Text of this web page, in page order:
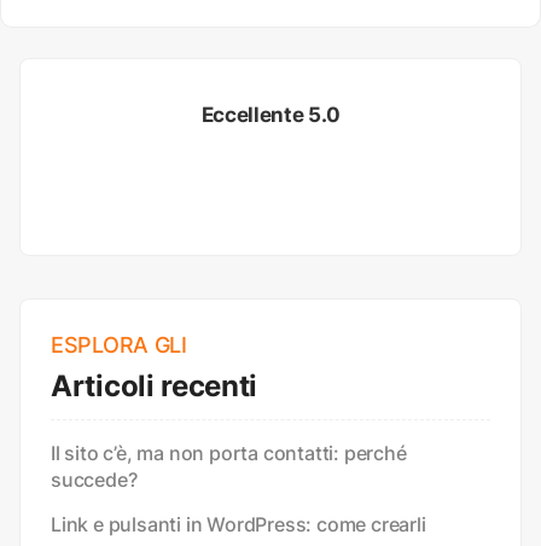
Eccellente 5.0
ESPLORA GLI
Articoli recenti
Il sito c’è, ma non porta contatti: perché
succede?
Link e pulsanti in WordPress: come crearli